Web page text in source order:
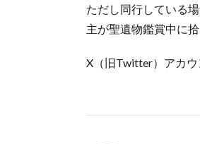
ただし同行している
主が聖遺物鑑賞中に
X（旧Twitter）アカウ